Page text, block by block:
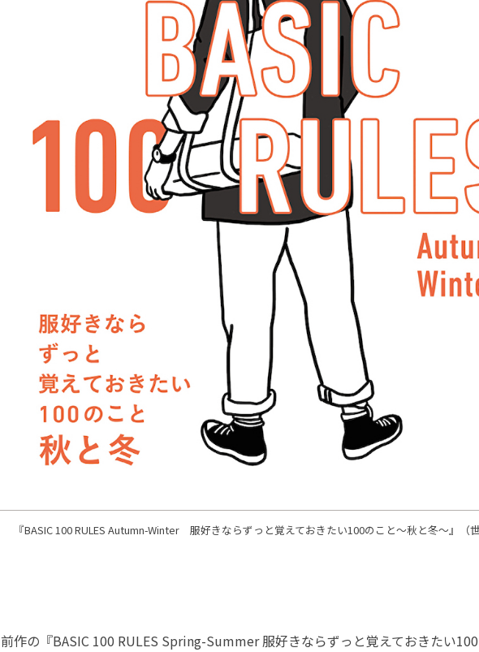
『BASIC 100 RULES Autumn-Winter 服好きならずっと覚えておきたい100のこと～秋と冬～』（世
前作の『BASIC 100 RULES Spring-Summer 服好きならずっと覚えておきたい